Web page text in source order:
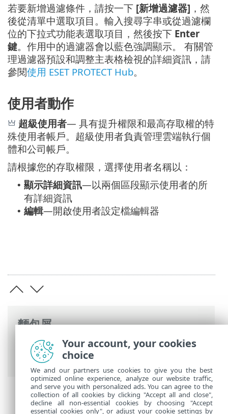
麵包屑
ESET 線上說明>ESET PROTECT Hub>使用
ESET PROTECT Hub
若要新增過濾條件，請按一下 [新增過濾器] ，然
後從清單中選取項目。輸入搜尋字串或從過濾欄
位的下拉式功能表選取項目，然後按下 Enter
鍵。作用中的過濾器會以藍色強調顯示。 有關管
理過濾器預設和調整主表格檢視的詳細資訊，請
參閱使用 ESET PROTECT Hub。
使用者動作
超級使用者— 具有提升權限和最高存取權的特
殊使用者帳戶。超級使用者負責管理雲端執行個
體和公司帳戶。
請根據您的存取權限，選擇使用者名稱以：
• 顯示詳細資訊—以兩個區段顯示使用者的所
有詳細資訊
• 編輯—開啟使用者設定檔編輯器
Your account, your cookies
choice
We and our partners use cookies to give you the best
optimized online experience, analyze our website traffic,
and serve you with personalized ads. You can agree to the
collection of all cookies by clicking "Accept all and close",
decline all non-essential cookies by choosing "Accept
essential cookies only", or adjust your cookie settings by